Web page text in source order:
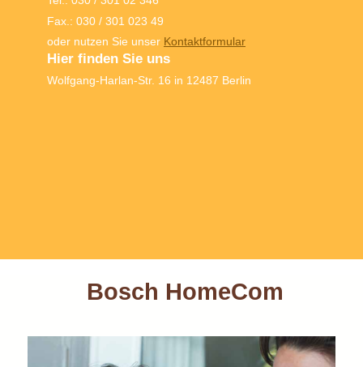
Fax.: 030 / 301 023 49
oder nutzen Sie unser Kontaktformular
Hier finden Sie uns
Wolfgang-Harlan-Str. 16 in 12487 Berlin
Bosch HomeCom